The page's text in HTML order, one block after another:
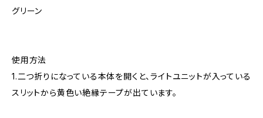
グリーン
使用方法
1.二つ折りになっている本体を開くと、ライトユニットが入っている
スリットから黄色い絶縁テープが出ています。